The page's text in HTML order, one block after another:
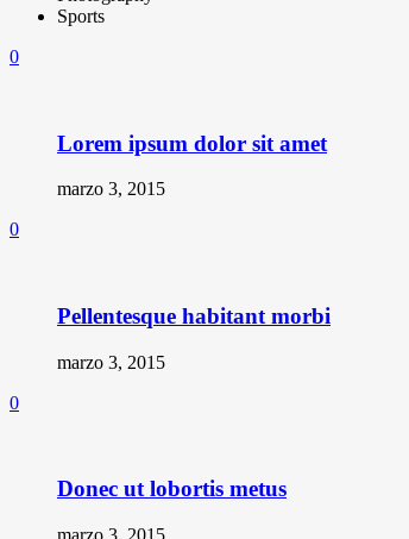
Sports
0
Lorem ipsum dolor sit amet
marzo 3, 2015
0
Pellentesque habitant morbi
marzo 3, 2015
0
Donec ut lobortis metus